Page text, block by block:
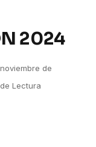
2024
de
Lectura